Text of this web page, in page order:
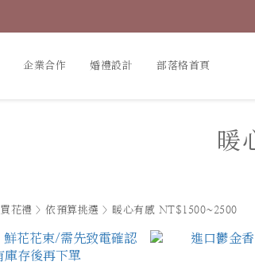
企業合作 婚禮設計 部落格首頁
暖
買花禮 >依預算挑選 > 暖心有感 NT$1500~2500